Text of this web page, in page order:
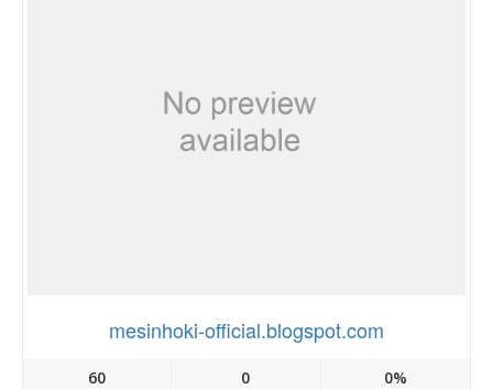
mesinhoki-official.blogspot.com
60 0 0%